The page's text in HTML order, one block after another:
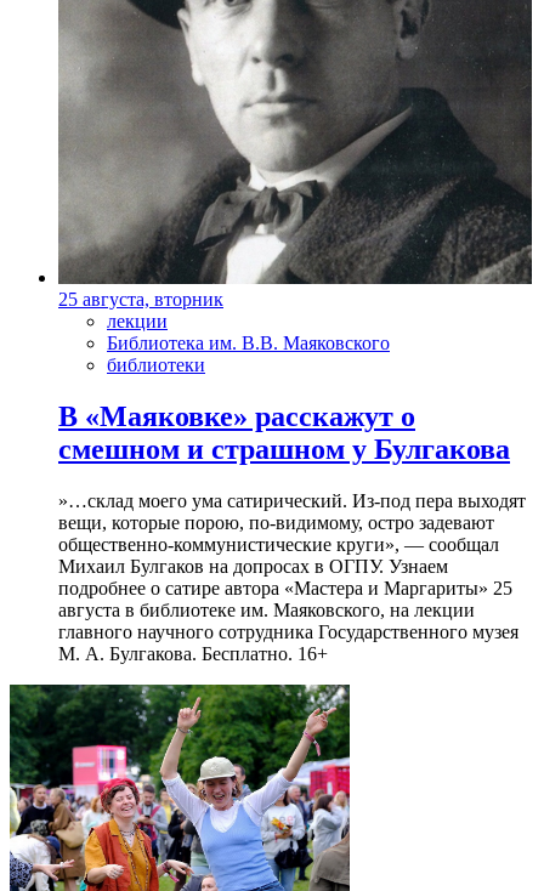
25 августа, вторник
лекции
Библиотека им. В.В. Маяковского
библиотеки
В «Маяковке» расскажут о
смешном и страшном у Булгакова
»…склад моего ума сатирический. Из-под пера выходят
вещи, которые порою, по-видимому, остро задевают
общественно-коммунистические круги», — сообщал
Михаил Булгаков на допросах в ОГПУ. Узнаем
подробнее о сатире автора «Мастера и Маргариты» 25
августа в библиотеке им. Маяковского, на лекции
главного научного сотрудника Государственного музея
М. А. Булгакова. Бесплатно. 16+